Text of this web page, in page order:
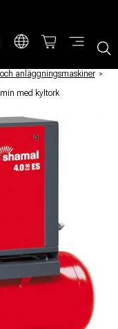
anläggningsmaskiner /
med kyltork